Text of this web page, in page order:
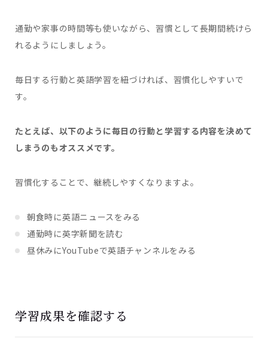
通勤や家事の時間等も使いながら、習慣として長期間続けら
れるようにしましょう。
毎日する行動と英語学習を紐づければ、習慣化しやすいで
す。
たとえば、以下のように毎日の行動と学習する内容を決めて
しまうのもオススメです。
習慣化することで、継続しやすくなりますよ。
朝食時に英語ニュースをみる
通勤時に英字新聞を読む
昼休みにYouTubeで英語チャンネルをみる
学習成果を確認する